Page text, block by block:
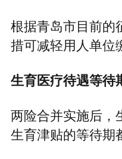
根据青岛市目前的
措可减轻用人单位
生育医疗待遇等待
两险合并实施后，
生育津贴的等待期